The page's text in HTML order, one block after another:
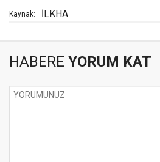
Kaynak: İLKHA
HABERE YORUM KAT